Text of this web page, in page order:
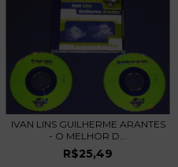
IVAN LINS GUILHERME ARANTES
- O MELHOR D...
R$25,49